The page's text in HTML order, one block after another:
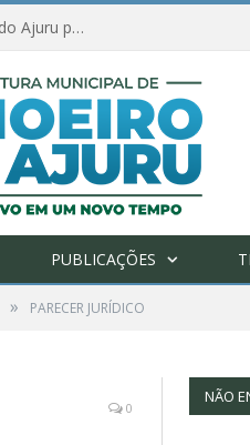
Amanhã começa nova etapa de vacinação em Limoeiro do Ajuru para idosos com 65 ou mais
PUBLICAÇÕES
» PARECER JURÍDICO
0
NÃO